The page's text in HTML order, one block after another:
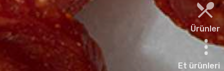
Ürünler
Et ürünleri